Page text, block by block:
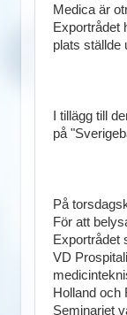
Medica är
Exportrådet
plats ställde
I tillägg till
på
På
För att
Exportrådet
VD
Holland och
Seminariet